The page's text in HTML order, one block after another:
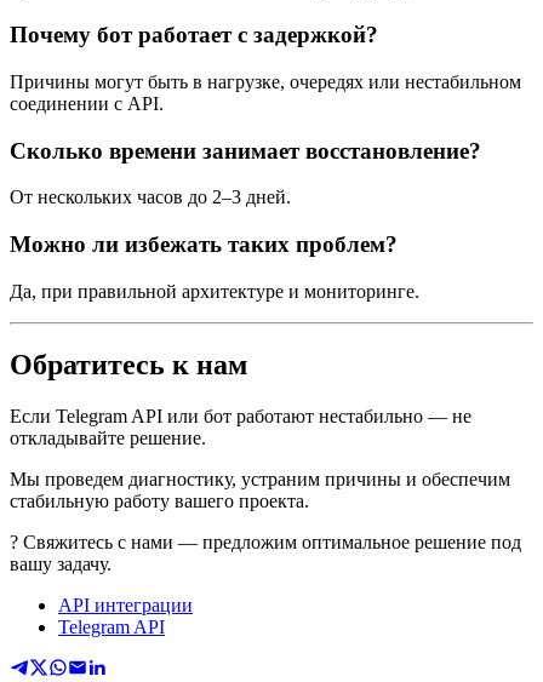
Почему бот работает с задержкой?
Причины могут быть в нагрузке, очередях или нестабильном
соединении с API.
Сколько времени занимает восстановление?
От нескольких часов до 2–3 дней.
Можно ли избежать таких проблем?
Да, при правильной архитектуре и мониторинге.
Обратитесь к нам
Если Telegram API или бот работают нестабильно — не
откладывайте решение.
Мы проведем диагностику, устраним причины и обеспечим
стабильную работу вашего проекта.
? Свяжитесь с нами — предложим оптимальное решение под
вашу задачу.
API интеграции
Telegram API